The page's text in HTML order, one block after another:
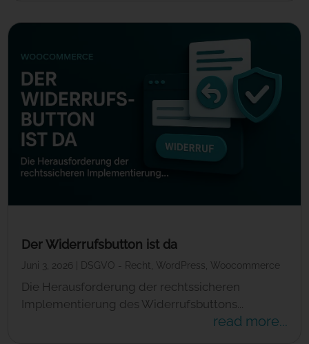
Der Widerrufsbutton ist da
Juni 3, 2026 DSGVO - Recht WordPress Woocommerce
Die Herausforderung der rechtssicheren
Implementierung des Widerrufsbuttons...
read more...